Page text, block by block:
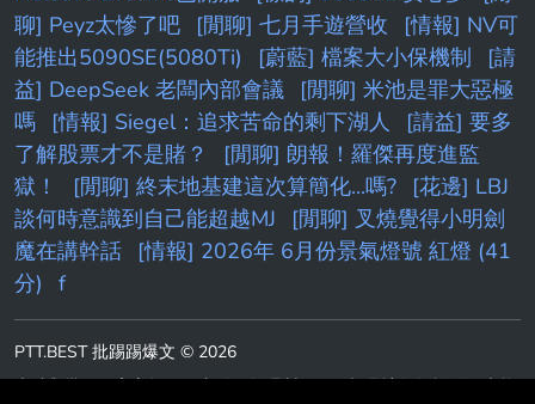
聊] Peyz太慘了吧
[閒聊] 七月手遊營收
[情報] NV可
能推出5090SE(5080Ti)
[蔚藍] 檔案大小保機制
[請
益] DeepSeek 老闆內部會議
[閒聊] 米池是罪大惡極
嗎
[情報] Siegel：追求苦命的剩下湖人
[請益] 要多
了解股票才不是賭？
[閒聊] 朗報！羅傑再度進監
獄！
[閒聊] 終末地基建這次算簡化...嗎?
[花邊] LBJ
談何時意識到自己能超越MJ
[閒聊] 叉燒覺得小明劍
魔在講幹話
[情報] 2026年 6月份景氣燈號 紅燈 (41
分)
f
PTT.BEST 批踢踢爆文 © 2026
本站與批踢踢官方無關！由粉絲整理製作！目標是讓年輕族群，也能